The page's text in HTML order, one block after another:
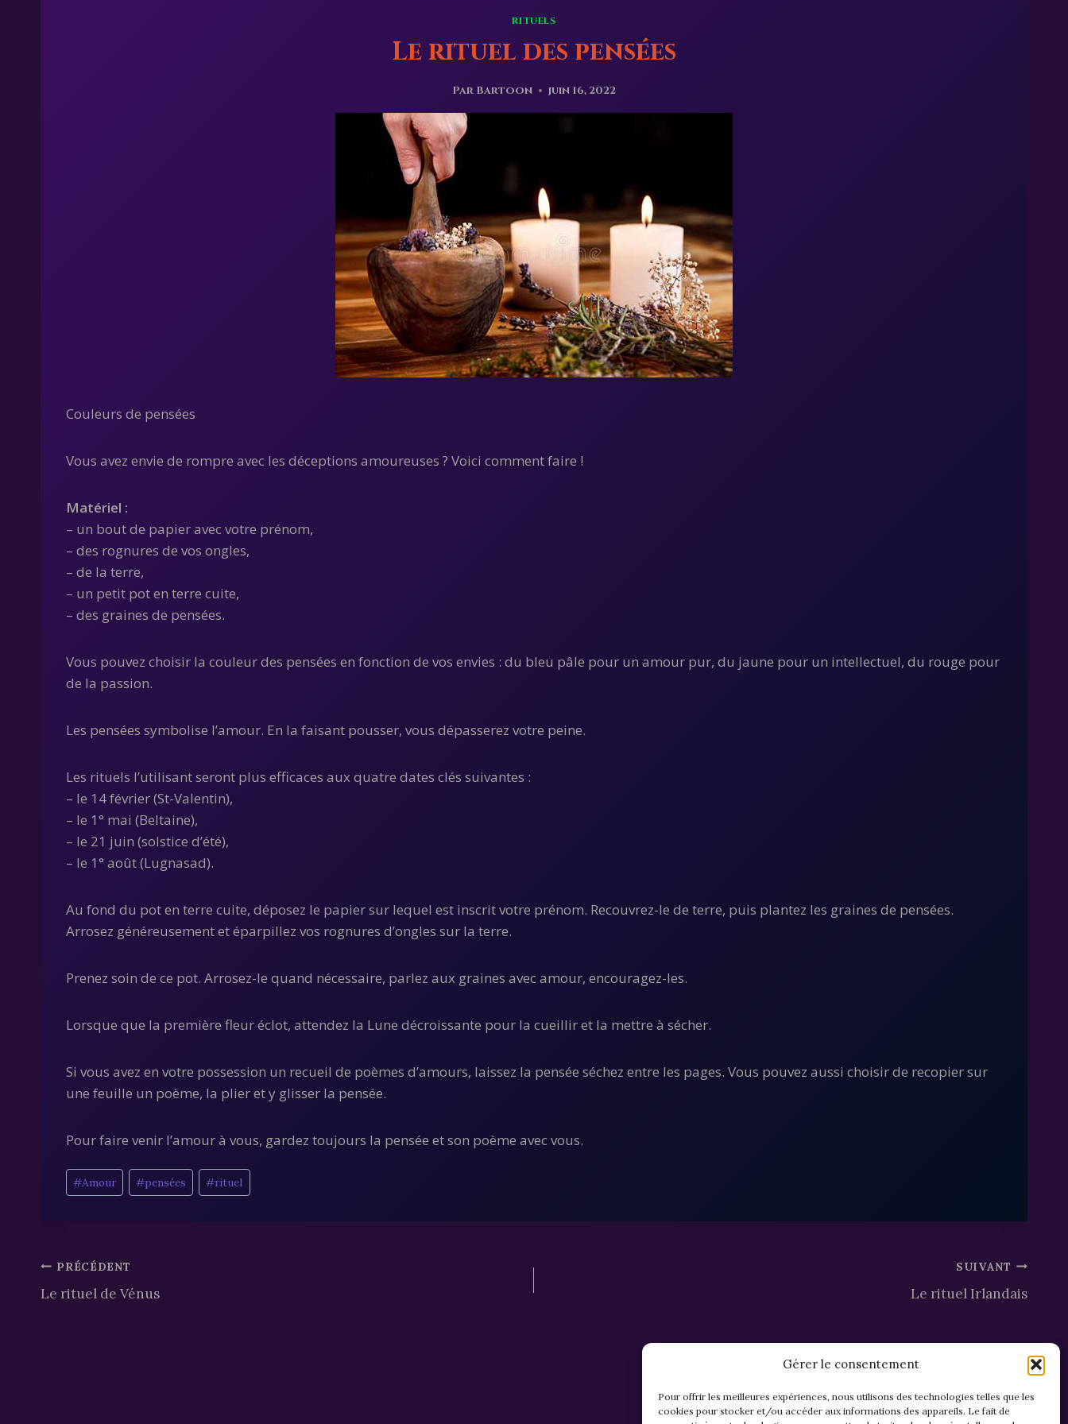
Gérer le consentement
Pour offrir les meilleures expériences, nous utilisons des technologies telles que les
cookies pour stocker et/ou accéder aux informations des appareils. Le fait de
RITUELS
Le rituel des pensées
Par Bartoon juin 16, 2022
Couleurs de pensées
Vous avez envie de rompre avec les déceptions amoureuses ? Voici comment faire !
Matériel :
– un bout de papier avec votre prénom,
– des rognures de vos ongles,
– de la terre,
– un petit pot en terre cuite,
– des graines de pensées.
Vous pouvez choisir la couleur des pensées en fonction de vos envies : du bleu pâle pour un amour pur, du jaune pour un intellectuel, du rouge pour
de la passion.
Les pensées symbolise l’amour. En la faisant pousser, vous dépasserez votre peine.
Les rituels l’utilisant seront plus efficaces aux quatre dates clés suivantes :
– le 14 février (St-Valentin),
– le 1° mai (Beltaine),
– le 21 juin (solstice d’été),
– le 1° août (Lugnasad).
Au fond du pot en terre cuite, déposez le papier sur lequel est inscrit votre prénom. Recouvrez-le de terre, puis plantez les graines de pensées.
Arrosez généreusement et éparpillez vos rognures d’ongles sur la terre.
Prenez soin de ce pot. Arrosez-le quand nécessaire, parlez aux graines avec amour, encouragez-les.
Lorsque que la première fleur éclot, attendez la Lune décroissante pour la cueillir et la mettre à sécher.
Si vous avez en votre possession un recueil de poèmes d’amours, laissez la pensée séchez entre les pages. Vous pouvez aussi choisir de recopier sur
une feuille un poème, la plier et y glisser la pensée.
Pour faire venir l’amour à vous, gardez toujours la pensée et son poème avec vous.
Étiquettes
de
#Amour #pensées #rituel
Navigation
de
PRÉCÉDENT
Le rituel de Vénus
SUIVANT
Le rituel Irlandais